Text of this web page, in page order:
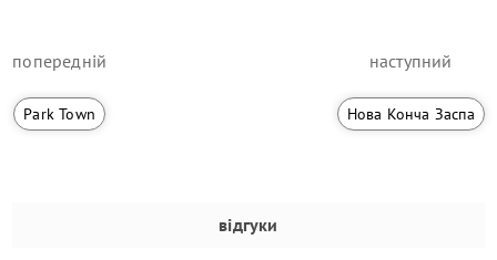
попередній
Park Town
наступний
Нова Конча Заспа
відгуки